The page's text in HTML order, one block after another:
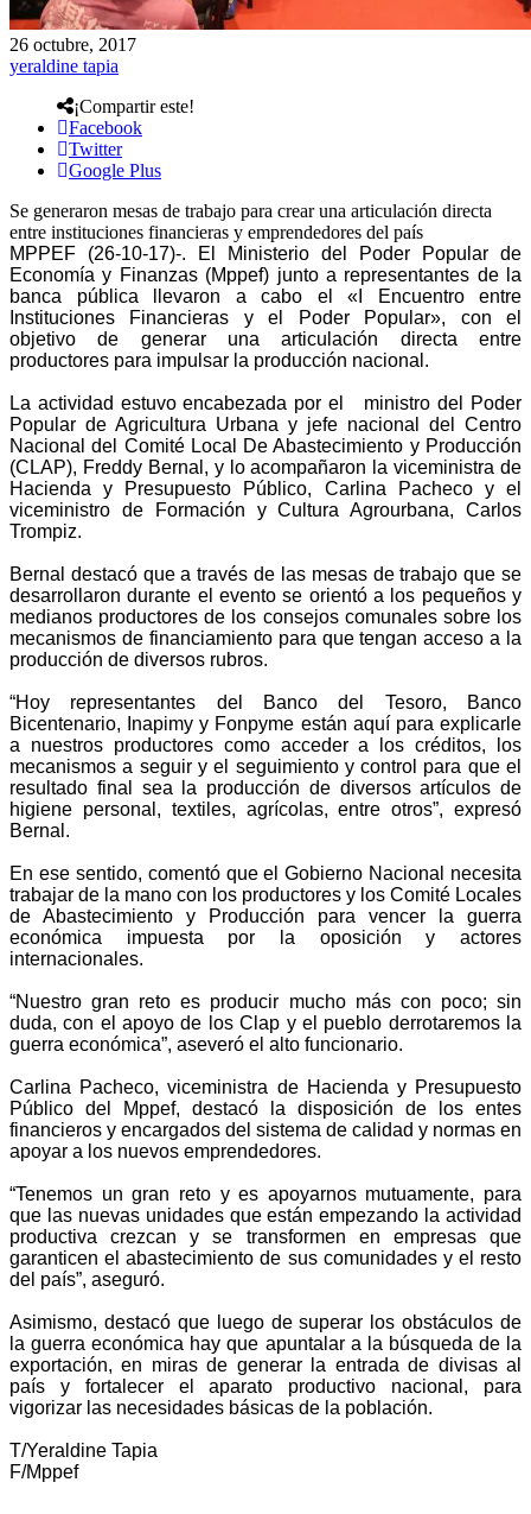
26 octubre, 2017
yeraldine tapia
¡Compartir este!
Facebook
Twitter
Google Plus
Se generaron mesas de trabajo para crear una articulación directa
entre instituciones financieras y emprendedores del país
MPPEF (26-10-17)-. El Ministerio del Poder Popular de
Economía y Finanzas (Mppef) junto a representantes de la
banca pública llevaron a cabo el «I Encuentro entre
Instituciones Financieras y el Poder Popular», con el
objetivo de generar una articulación directa entre
productores para impulsar la producción nacional.
La actividad estuvo encabezada por el ministro del Poder
Popular de Agricultura Urbana y jefe nacional del Centro
Nacional del Comité Local De Abastecimiento y Producción
(CLAP), Freddy Bernal, y lo acompañaron la viceministra de
Hacienda y Presupuesto Público, Carlina Pacheco y el
viceministro de Formación y Cultura Agrourbana, Carlos
Trompiz.
Bernal destacó que a través de las mesas de trabajo que se
desarrollaron durante el evento se orientó a los pequeños y
medianos productores de los consejos comunales sobre los
mecanismos de financiamiento para que tengan acceso a la
producción de diversos rubros.
“Hoy representantes del Banco del Tesoro, Banco
Bicentenario, Inapimy y Fonpyme están aquí para explicarle
a nuestros productores como acceder a los créditos, los
mecanismos a seguir y el seguimiento y control para que el
resultado final sea la producción de diversos artículos de
higiene personal, textiles, agrícolas, entre otros”, expresó
Bernal.
En ese sentido, comentó que el Gobierno Nacional necesita
trabajar de la mano con los productores y los Comité Locales
de Abastecimiento y Producción para vencer la guerra
económica impuesta por la oposición y actores
internacionales.
“Nuestro gran reto es producir mucho más con poco; sin
duda, con el apoyo de los Clap y el pueblo derrotaremos la
guerra económica”, aseveró el alto funcionario.
Carlina Pacheco, viceministra de Hacienda y Presupuesto
Público del Mppef, destacó la disposición de los entes
financieros y encargados del sistema de calidad y normas en
apoyar a los nuevos emprendedores.
“Tenemos un gran reto y es apoyarnos mutuamente, para
que las nuevas unidades que están empezando la actividad
productiva crezcan y se transformen en empresas que
garanticen el abastecimiento de sus comunidades y el resto
del país”, aseguró.
Asimismo, destacó que luego de superar los obstáculos de
la guerra económica hay que apuntalar a la búsqueda de la
exportación, en miras de generar la entrada de divisas al
país y fortalecer el aparato productivo nacional, para
vigorizar las necesidades básicas de la población.
T/Yeraldine Tapia
F/Mppef